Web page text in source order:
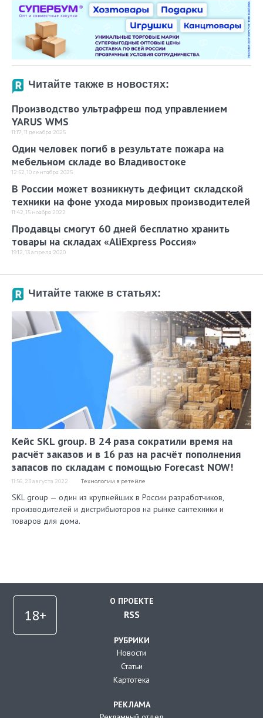
Читайте также в новостях:
Производство ультрафреш под управлением
YARUS WMS
11:17, 11 декабря 2025
Один человек погиб в результате пожара на
мебельном складе во Владивостоке
12:52, 10 сентября 2025
В России может возникнуть дефицит складской
техники на фоне ухода мировых производителей
11:42, 15 ноября 2022
Продавцы смогут 60 дней бесплатно хранить
товары на складах «AliExpress Россия»
19:12, 13 апреля 2020
Читайте также в статьях:
Кейс SKL group. В 24 раза сократили время на
расчёт заказов и в 16 раз на расчёт пополнения
запасов по складам с помощью Forecast NOW!
11:56, 23 августа 2022 Технологии в ретейле
SKL group — один из крупнейших в России разработчиков,
производителей и дистрибьюторов на рынке сантехники и
товаров для дома.
О ПРОЕКТЕ
RSS
РУБРИКИ
Новости
Статьи
Картотека
РЕКЛАМА